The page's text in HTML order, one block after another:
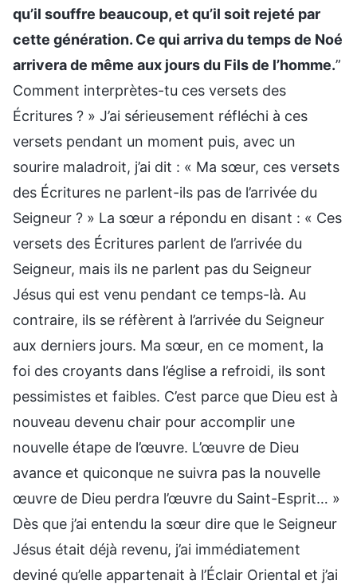
qu’il souffre beaucoup, et qu’il soit rejeté par
cette génération. Ce qui arriva du temps de Noé
arrivera de même aux jours du Fils de l’homme.”
Comment interprètes-tu ces versets des
Écritures ? » J’ai sérieusement réfléchi à ces
versets pendant un moment puis, avec un
sourire maladroit, j’ai dit : « Ma sœur, ces versets
des Écritures ne parlent-ils pas de l’arrivée du
Seigneur ? » La sœur a répondu en disant : « Ces
versets des Écritures parlent de l’arrivée du
Seigneur, mais ils ne parlent pas du Seigneur
Jésus qui est venu pendant ce temps-là. Au
contraire, ils se réfèrent à l’arrivée du Seigneur
aux derniers jours. Ma sœur, en ce moment, la
foi des croyants dans l’église a refroidi, ils sont
pessimistes et faibles. C’est parce que Dieu est à
nouveau devenu chair pour accomplir une
nouvelle étape de l’œuvre. L’œuvre de Dieu
avance et quiconque ne suivra pas la nouvelle
œuvre de Dieu perdra l’œuvre du Saint-Esprit… »
Dès que j’ai entendu la sœur dire que le Seigneur
Jésus était déjà revenu, j’ai immédiatement
deviné qu’elle appartenait à l’Éclair Oriental et j’ai